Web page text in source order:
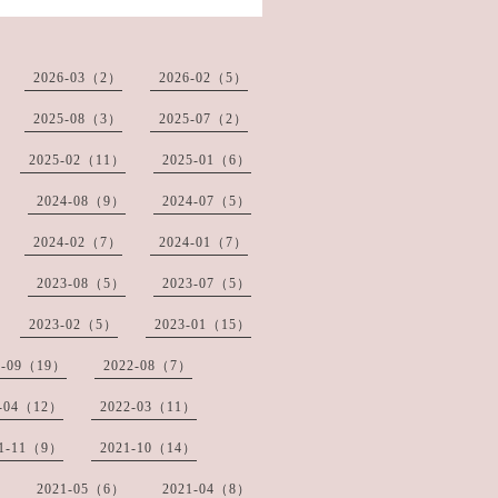
2026-03（2） 2026-02（5）
2025-08（3） 2025-07（2）
2025-02（11） 2025-01（6）
2024-08（9） 2024-07（5）
2024-02（7） 2024-01（7）
2023-08（5） 2023-07（5）
2023-02（5） 2023-01（15）
09（19） 2022-08（7）
（12） 2022-03（11）
11（9） 2021-10（14）
2021-05（6） 2021-04（8）